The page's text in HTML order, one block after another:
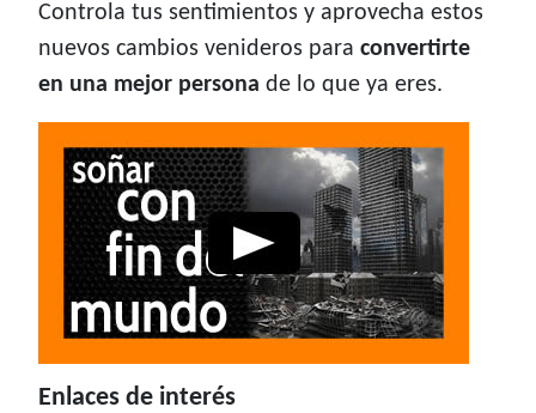
Controla tus sentimientos y aprovecha estos
nuevos cambios venideros para convertirte
en una mejor persona de lo que ya eres.
Enlaces de interés